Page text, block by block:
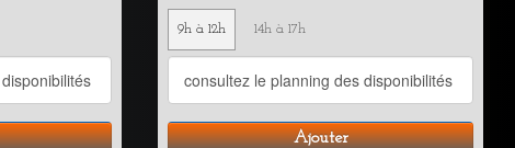
9h à 12h 14h à 17h
Ajouter